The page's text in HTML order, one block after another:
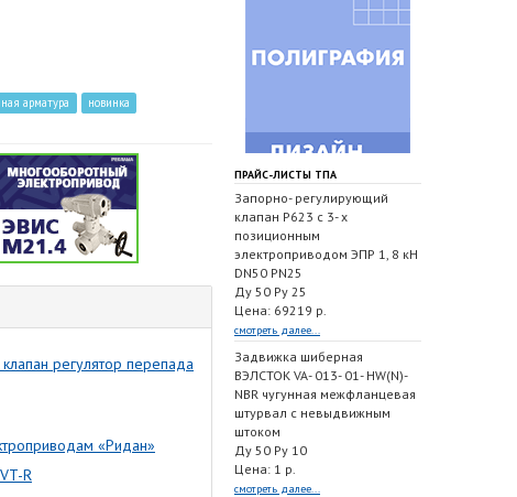
арматура
новинка
регулятор перепада
«Ридан»
R
ПРАЙС-ЛИСТЫ ТПА
Запорно- регулирующий
клапан Р623 с 3- х
позиционным
электроприводом ЭПР 1, 8 кН
DN50 PN25
Ду 50 Ру 25
Цена: 69219 р.
смотреть далее...
Задвижка шиберная
ВЭЛСТОК VA- 013- 01- HW(N)-
NBR чугунная межфланцевая
штурвал с невыдвижным
штоком
Ду 50 Ру 10
Цена: 1 р.
смотреть далее...